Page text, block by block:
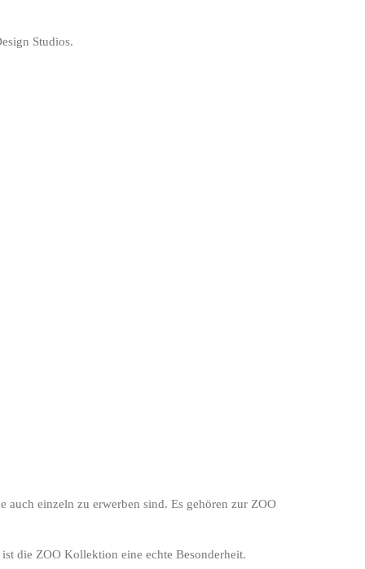
Studios.
einzeln zu erwerben sind. Es gehören zur ZOO
die ZOO Kollektion eine echte Besonderheit.